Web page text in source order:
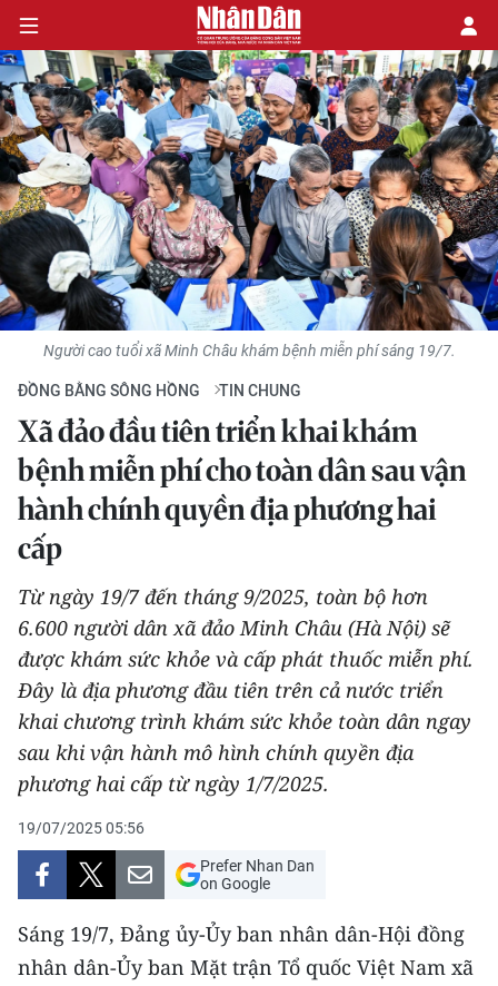
CHÍNH TRỊ
KINH TẾ
VĂN HÓA
XÃ HỘI
PHÁP LUẬT
DU LỊCH
THẾ GIỚI
THỂ THAO
Y TẾ
KHOA HỌC - CÔNG NGHỆ
MÔI TRƯỜNG
BẠN ĐỌC
KIỂM CHỨNG THÔNG TIN
TRI THỨC CHUYÊN SÂU
54 DÂN TỘC VIỆT NAM
Người cao tuổi xã Minh Châu khám bệnh miễn phí sáng 19/7.
ĐỒNG BẰNG SÔNG HỒNG TIN CHUNG
Xã đảo đầu tiên triển khai khám
bệnh miễn phí cho toàn dân sau vận
hành chính quyền địa phương hai
cấp
Từ ngày 19/7 đến tháng 9/2025, toàn bộ hơn
6.600 người dân xã đảo Minh Châu (Hà Nội) sẽ
được khám sức khỏe và cấp phát thuốc miễn phí.
Đây là địa phương đầu tiên trên cả nước triển
khai chương trình khám sức khỏe toàn dân ngay
sau khi vận hành mô hình chính quyền địa
phương hai cấp từ ngày 1/7/2025.
19/07/2025 05:56
Prefer Nhan Dan
on Google
Sáng 19/7, Đảng ủy-Ủy ban nhân dân-Hội đồng
nhân dân-Ủy ban Mặt trận Tổ quốc Việt Nam xã